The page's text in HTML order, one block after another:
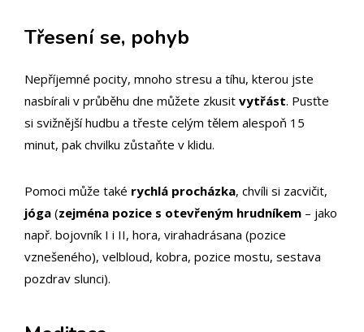
Třesení se, pohyb
Nepříjemné pocity, mnoho stresu a tíhu, kterou jste
nasbírali v průběhu dne můžete zkusit vytřást. Pusťte
si svižnější hudbu a třeste celým tělem alespoň 15
minut, pak chvilku zůstaňte v klidu.
Pomoci může také rychlá procházka, chvíli si zacvičit,
jóga (zejména pozice s otevřeným hrudníkem – jako
např. bojovník I i II, hora, virahadrásana (pozice
vznešeného), velbloud, kobra, pozice mostu, sestava
pozdrav slunci).